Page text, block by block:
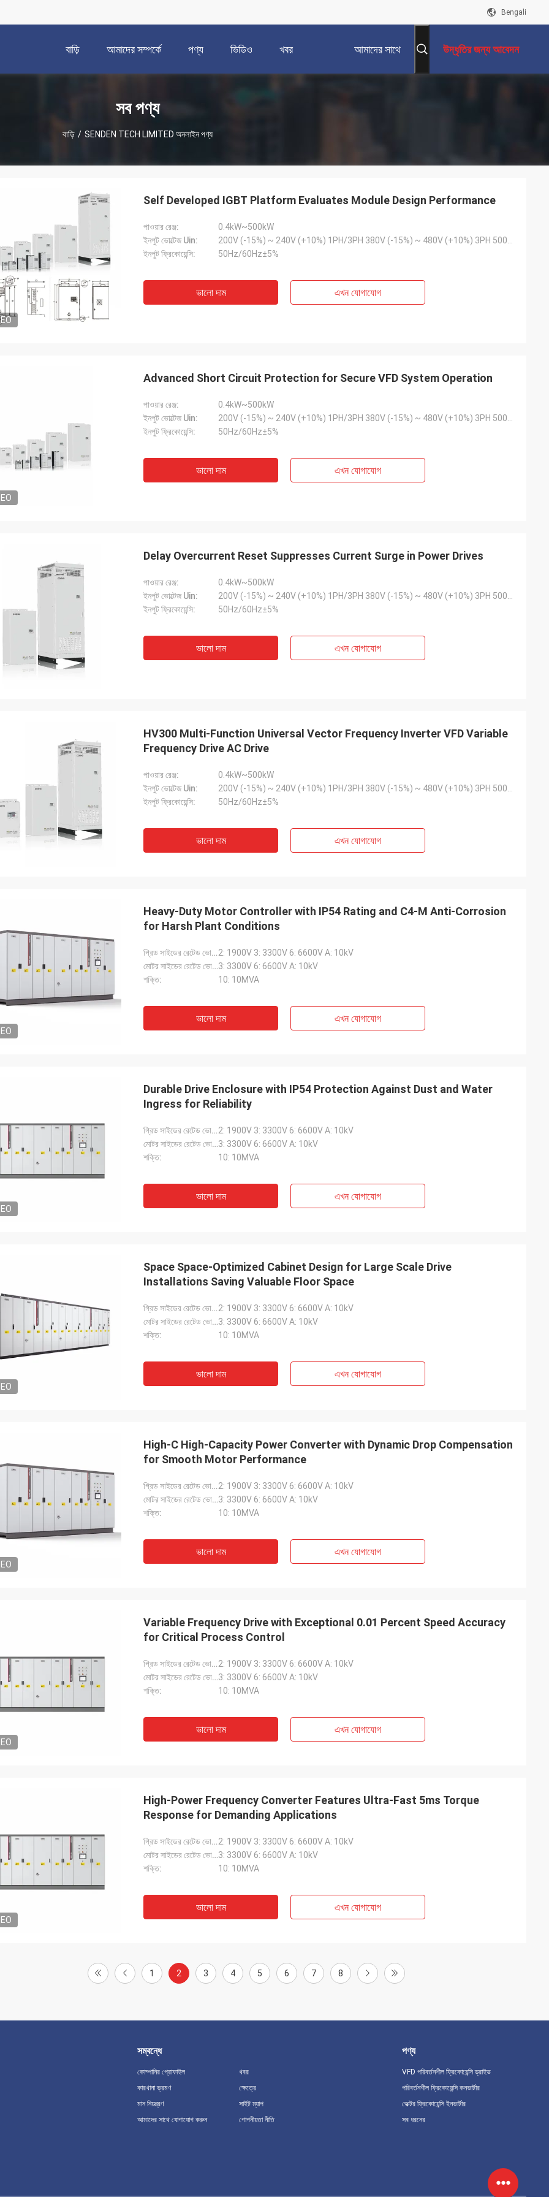
Bengali
বাড়ি আমাদের সম্পর্কে পণ্য ভিডিও খবর আমাদের সাথে উদ্ধৃতির জন্য আবেদন
সব পণ্য
বাড়ি / SENDEN TECH LIMITED অনলাইন পণ্য
পূরণ করা হয়েছিল এবং আশ্চর্যজনক গতিতে
এগুলি একত্রিত করার পর থেকে, আমাদের
যোগাযোগ আরও শক্তিশালী হয়েছে। আমরা
এবং এই উপাদানগুলির নির্ভরযোগ্য
আমাদের একটি সংবেদনশীল পরীক্ষার পরিবেশের জন্য কম-
কিনেছি তা ফিসফিস করে শান্তভাবে কাজ করে এবং ধারাবাহিক
টর্ক বজায় রাখে। এর গুণমান আমরা ব্যবহৃত কিছু বড় ব্র্যান্ডের
চেয়ে ভালো, তাও আবার অনেক কম দামে। বিশেষায়িত
আমরা আমাদের অ্যাসেম্বলি লাইনের জন্য একটি গুরুত্বপূর্ণ
আমাদের আগের সরবরাহকারীর চেয়ে বেশি সাশ্রয়ী ছিল। এর
নির্ভরযোগ্য অংশীদার।
Self Developed IGBT Platform Evaluates Module Design Performance
পাওয়ার রেঞ্জ:
0.4kW~500kW
ইনপুট ভোল্টেজ Uin:
ইনপুট ফ্রিকোয়েন্সি:
50Hz/60Hz±5%
ভালো দাম এখন যোগাযোগ
Advanced Short Circuit Protection for Secure VFD System Operation
পাওয়ার রেঞ্জ:
0.4kW~500kW
ইনপুট ভোল্টেজ Uin:
ইনপুট ফ্রিকোয়েন্সি:
50Hz/60Hz±5%
ভালো দাম এখন যোগাযোগ
Delay Overcurrent Reset Suppresses Current Surge in Power Drives
পাওয়ার রেঞ্জ:
0.4kW~500kW
ইনপুট ভোল্টেজ Uin:
ইনপুট ফ্রিকোয়েন্সি:
50Hz/60Hz±5%
ভালো দাম এখন যোগাযোগ
HV300 Multi-Function Universal Vector Frequency Inverter VFD Variable
Frequency Drive AC Drive
পাওয়ার রেঞ্জ:
0.4kW~500kW
ইনপুট ভোল্টেজ Uin:
ইনপুট ফ্রিকোয়েন্সি:
50Hz/60Hz±5%
ভালো দাম এখন যোগাযোগ
Heavy-Duty Motor Controller with IP54 Rating and C4-M Anti-Corrosion
for Harsh Plant Conditions
গ্রিড সাইডের রেটেড ভোল্টেজ:2: 1900V 3: 3300V 6: 6600V A: 10kV
মোটর সাইডের রেটেড ভোল্টেজ:3: 3300V 6: 6600V A: 10kV
শক্তি:
10: 10MVA
ভালো দাম এখন যোগাযোগ
Durable Drive Enclosure with IP54 Protection Against Dust and Water
Ingress for Reliability
গ্রিড সাইডের রেটেড ভোল্টেজ:2: 1900V 3: 3300V 6: 6600V A: 10kV
মোটর সাইডের রেটেড ভোল্টেজ:3: 3300V 6: 6600V A: 10kV
শক্তি:
10: 10MVA
ভালো দাম এখন যোগাযোগ
Space Space-Optimized Cabinet Design for Large Scale Drive
Installations Saving Valuable Floor Space
গ্রিড সাইডের রেটেড ভোল্টেজ:2: 1900V 3: 3300V 6: 6600V A: 10kV
মোটর সাইডের রেটেড ভোল্টেজ:3: 3300V 6: 6600V A: 10kV
শক্তি:
10: 10MVA
ভালো দাম এখন যোগাযোগ
High-C High-Capacity Power Converter with Dynamic Drop Compensation
for Smooth Motor Performance
গ্রিড সাইডের রেটেড ভোল্টেজ:2: 1900V 3: 3300V 6: 6600V A: 10kV
মোটর সাইডের রেটেড ভোল্টেজ:3: 3300V 6: 6600V A: 10kV
শক্তি:
10: 10MVA
ভালো দাম এখন যোগাযোগ
Variable Frequency Drive with Exceptional 0.01 Percent Speed Accuracy
for Critical Process Control
গ্রিড সাইডের রেটেড ভোল্টেজ:2: 1900V 3: 3300V 6: 6600V A: 10kV
মোটর সাইডের রেটেড ভোল্টেজ:3: 3300V 6: 6600V A: 10kV
শক্তি:
10: 10MVA
ভালো দাম এখন যোগাযোগ
High-Power Frequency Converter Features Ultra-Fast 5ms Torque
Response for Demanding Applications
গ্রিড সাইডের রেটেড ভোল্টেজ:2: 1900V 3: 3300V 6: 6600V A: 10kV
মোটর সাইডের রেটেড ভোল্টেজ:3: 3300V 6: 6600V A: 10kV
শক্তি:
10: 10MVA
ভালো দাম এখন যোগাযোগ
1 2 3 4 5 6 7 8
সম্বন্ধে
কোম্পানির প্রোফাইল
কারখানা ভ্রমণ
মান নিয়ন্ত্রণ
আমাদের সাথে যোগাযোগ করুন
খবর
ক্ষেত্রে
সাইট ম্যাপ
গোপনীয়তা নীতি
পণ্য
VFD পরিবর্তনশীল ফ্রিকোয়েন্সি ড্রাইভ
পরিবর্তনশীল ফ্রিকোয়েন্সি কনভার্টার
ভেক্টর ফ্রিকোয়েন্সি ইনভার্টার
সব ধরনের